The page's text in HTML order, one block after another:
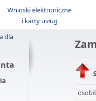
Wnioski elektroniczne
i karty usług
dla